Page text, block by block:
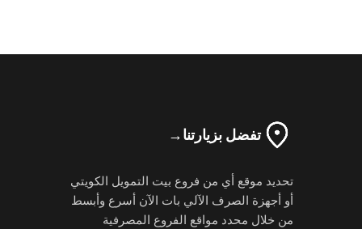
تفضل بزيارتنا→
تحديد موقع أي من فروع بيت التمويل الكويتي
أو أجهزة الصرف الآلي بات الآن أسرع وأبسط
من خلال محدد مواقع الفروع المصرفية